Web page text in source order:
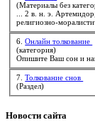
(Материалы без
... 2 в. н. э. Артемидор;
религиозно-
6.Онлайн толкование
(категория)
Опишите Ваш сон и
7.Толкование снов
(Раздел)
Новости сайта